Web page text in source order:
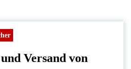
Versand von